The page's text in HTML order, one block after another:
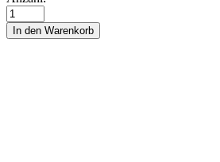
3
mm,
Big
In den Warenkorb